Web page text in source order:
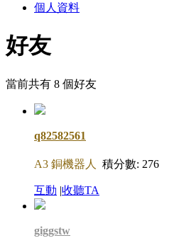
個人資料
好友
當前共有 8 個好友
q82582561
A3 銅機器人 積分數: 276
互動 |收聽TA
giggstw